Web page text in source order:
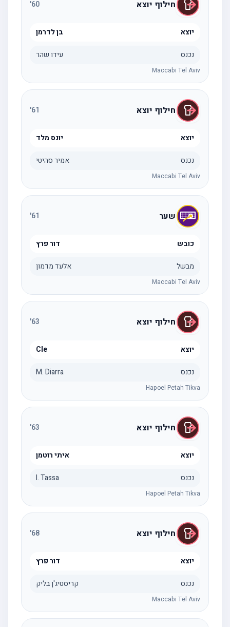
חילוף יוצא 60
'
יוצא בן לדרמן
נכנס עידו שהר
Maccabi Tel Aviv
חילוף יוצא 61
'
יוצא יונס מלד
נכנס אמיר סהיטי
Maccabi Tel Aviv
שער 61
'
כובש דור פרץ
מבשל אלעד מדמון
Maccabi Tel Aviv
חילוף יוצא 63
'
יוצא Cle
נכנס M. Diarra
Hapoel Petah Tikva
חילוף יוצא 63
'
יוצא איתי רוטמן
נכנס I. Tassa
Hapoel Petah Tikva
חילוף יוצא 68
'
יוצא דור פרץ
נכנס קריסטיג'ן בליק
Maccabi Tel Aviv